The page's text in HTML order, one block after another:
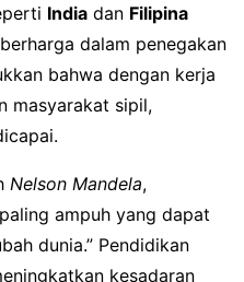
India dan Filipina
dalam penegakan
bahwa dengan kerja
masyarakat sipil,
Nelson Mandela,
ampuh yang dapat
dunia.” Pendidikan
kesadaran